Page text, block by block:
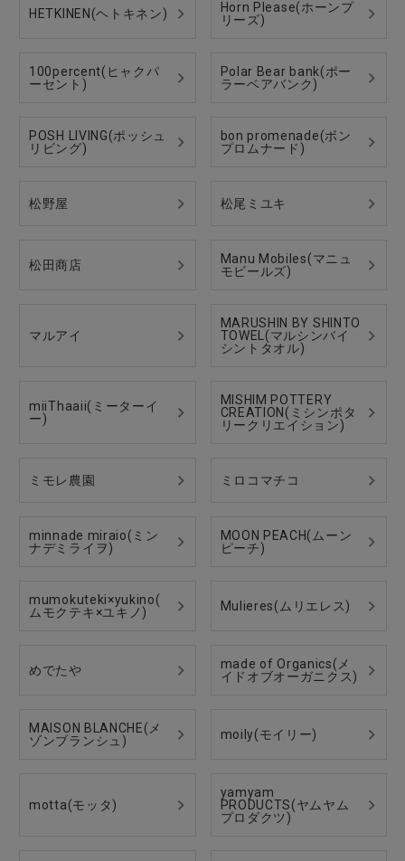
HETKINEN(ヘトキネン)
Horn Please(ホーンプ
リーズ)
100percent(ヒャクパ
ーセント)
Polar Bear bank(ポー
ラーベアバンク)
POSH LIVING(ポッシュ
リビング)
bon promenade(ボン
プロムナード)
松野屋 松尾ミユキ
松田商店
Manu Mobiles(マニュ
モビールズ)
マルアイ
MARUSHIN BY SHINTO
TOWEL(マルシンバイ
シントタオル)
miiThaaii(ミーターイ
ー)
MISHIM POTTERY
CREATION(ミシンポタ
リークリエイション)
ミモレ農園 ミロコマチコ
minnade miraio(ミン
ナデミライヲ)
MOON PEACH(ムーン
ピーチ)
mumokuteki×yukino(
ムモクテキ×ユキノ)
Mulieres(ムリエレス)
めでたや
made of Organics(メ
イドオブオーガニクス)
MAISON BLANCHE(メ
ゾンブランシュ)
moily(モイリー)
motta(モッタ)
yamyam
PRODUCTS(ヤムヤム
プロダクツ)